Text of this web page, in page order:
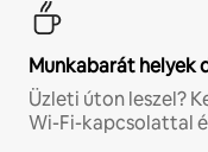
Munkabarát helyek
Üzleti úton leszel?
Wi-Fi-kapcsolattal